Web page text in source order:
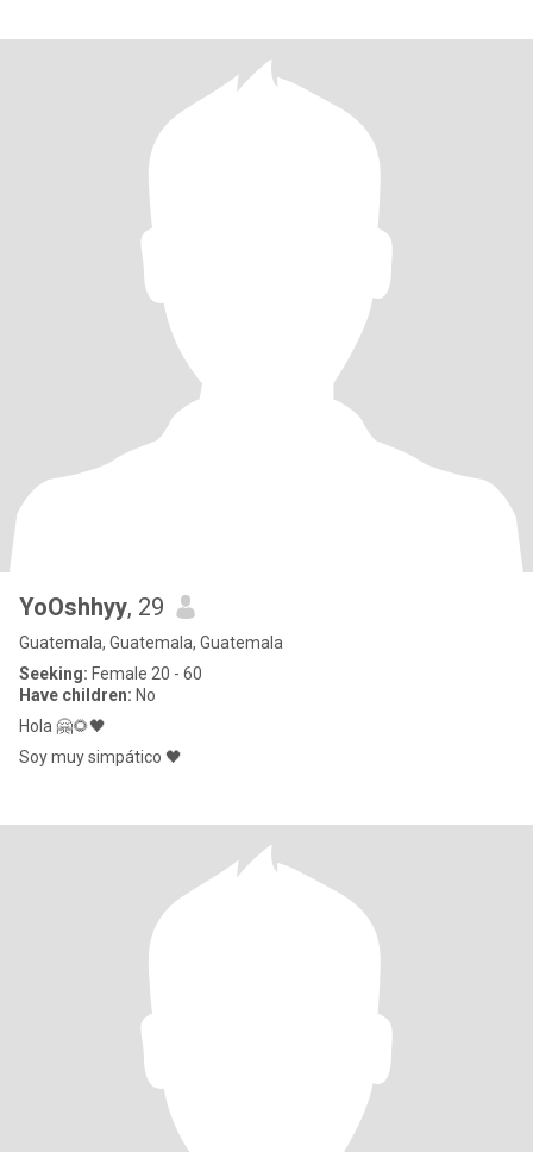
YoOshhyy, 29
Guatemala, Guatemala, Guatemala
Seeking: Female 20 - 60
Have children: No
Hola 🤗🌻🖤
Soy muy simpático 🖤